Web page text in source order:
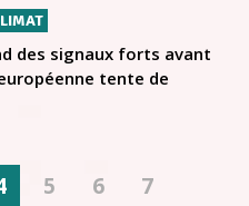
des signaux forts avant
tente de
5 6 7